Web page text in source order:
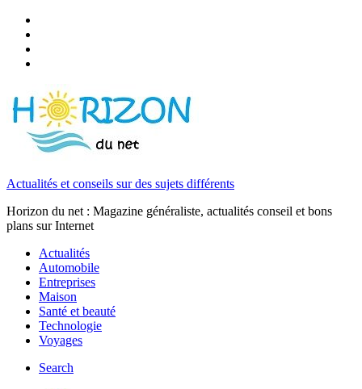
Actualités et conseils sur des sujets différents
Horizon du net : Magazine généraliste, actualités conseil et bons
plans sur Internet
Actualités
Automobile
Entreprises
Maison
Santé et beauté
Technologie
Voyages
Search